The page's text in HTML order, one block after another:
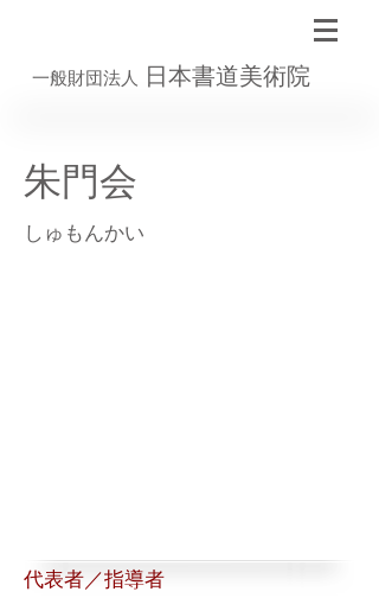
一般財団法人 日本書道美術院
朱門会
しゅもんかい
代表者／指導者